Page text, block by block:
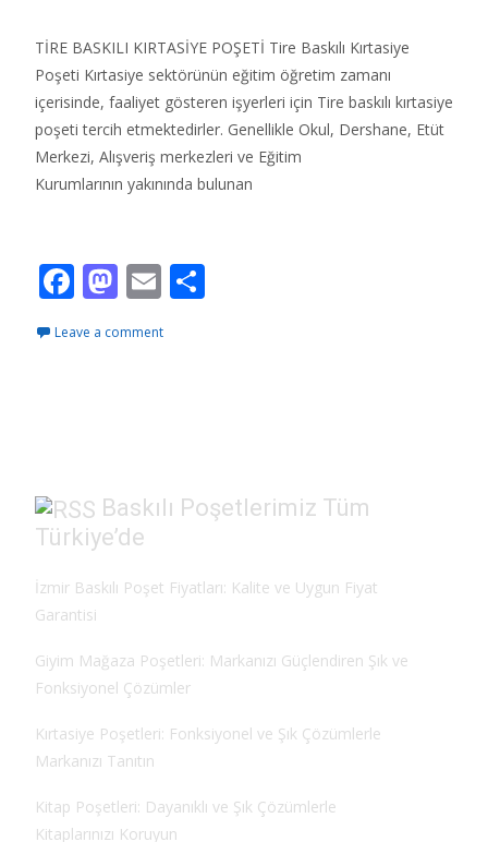
TİRE BASKILI KIRTASİYE POŞETİ Tire Baskılı Kırtasiye
Poşeti Kırtasiye sektörünün eğitim öğretim zamanı
içerisinde, faaliyet gösteren işyerleri için Tire baskılı kırtasiye
poşeti tercih etmektedirler. Genellikle Okul, Dershane, Etüt
Merkezi, Alışveriş merkezleri ve Eğitim
Kurumlarının yakınında bulunan
F
e
k
M
to
E
ai
Leave a comment
Baskılı Poşetlerimiz Tüm
Türkiye’de
İzmir Baskılı Poşet Fiyatları: Kalite ve Uygun Fiyat
Garantisi
Giyim Mağaza Poşetleri: Markanızı Güçlendiren Şık ve
Fonksiyonel Çözümler
Kırtasiye Poşetleri: Fonksiyonel ve Şık Çözümlerle
Markanızı Tanıtın
Kitap Poşetleri: Dayanıklı ve Şık Çözümlerle
Kitaplarınızı Koruyun